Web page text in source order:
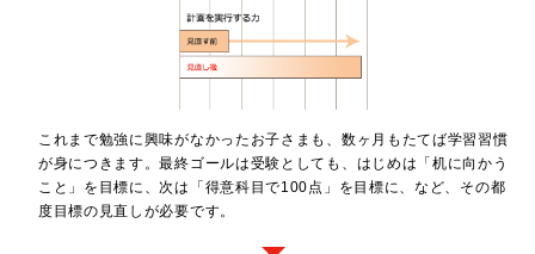
これまで勉強に興味がなかったお子さまも、数ヶ月もたてば学習習慣
が身につきます。最終ゴールは受験としても、はじめは「机に向かう
こと」を目標に、次は「得意科目で100点」を目標に、など、その都
度目標の見直しが必要です。